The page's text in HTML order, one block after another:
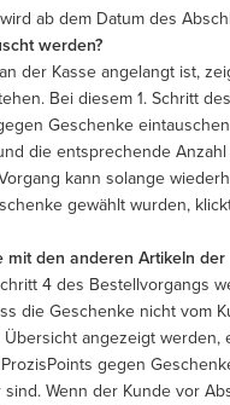
ab dem Datum des
werden?
der Kasse angelangt ist,
Bei diesem 1. Schritt
Geschenke
die entsprechende
kann solange
gewählt wurden,
den anderen Artikeln
4 des Bestellvorgangs
die Geschenke nicht vom
angezeigt werden,
gegen
Wenn der Kunde vor